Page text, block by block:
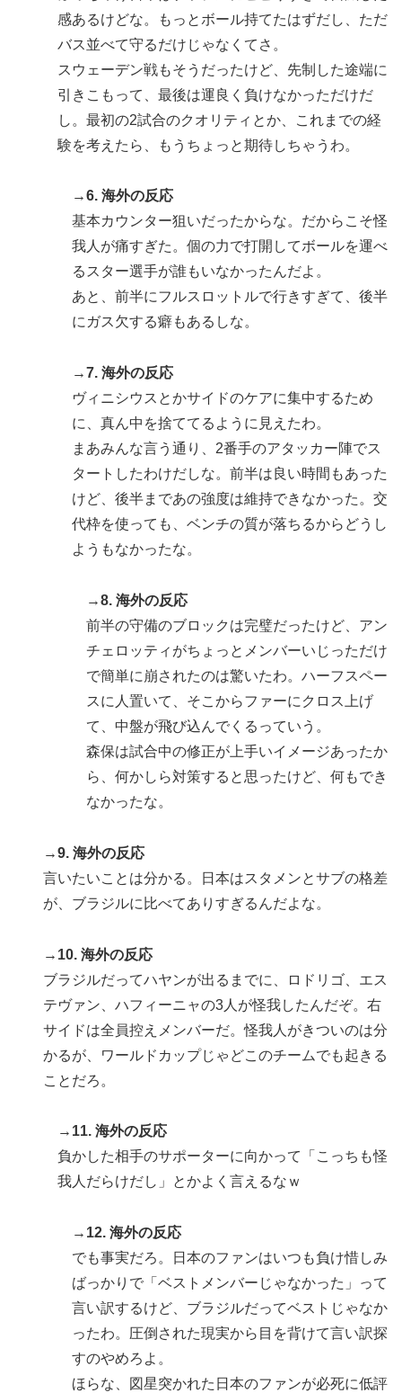
感あるけどな。もっとボール持てたはずだし、ただ
バス並べて守るだけじゃなくてさ。
スウェーデン戦もそうだったけど、先制した途端に
引きこもって、最後は運良く負けなかっただけだ
し。最初の2試合のクオリティとか、これまでの経
験を考えたら、もうちょっと期待しちゃうわ。
→6. 海外の反応
基本カウンター狙いだったからな。だからこそ怪
我人が痛すぎた。個の力で打開してボールを運べ
るスター選手が誰もいなかったんだよ。
あと、前半にフルスロットルで行きすぎて、後半
にガス欠する癖もあるしな。
→7. 海外の反応
ヴィニシウスとかサイドのケアに集中するため
に、真ん中を捨ててるように見えたわ。
まあみんな言う通り、2番手のアタッカー陣でス
タートしたわけだしな。前半は良い時間もあった
けど、後半まであの強度は維持できなかった。交
代枠を使っても、ベンチの質が落ちるからどうし
ようもなかったな。
→8. 海外の反応
前半の守備のブロックは完璧だったけど、アン
チェロッティがちょっとメンバーいじっただけ
で簡単に崩されたのは驚いたわ。ハーフスペー
スに人置いて、そこからファーにクロス上げ
て、中盤が飛び込んでくるっていう。
森保は試合中の修正が上手いイメージあったか
ら、何かしら対策すると思ったけど、何もでき
なかったな。
→9. 海外の反応
言いたいことは分かる。日本はスタメンとサブの格差
が、ブラジルに比べてありすぎるんだよな。
→10. 海外の反応
ブラジルだってハヤンが出るまでに、ロドリゴ、エス
テヴァン、ハフィーニャの3人が怪我したんだぞ。右
サイドは全員控えメンバーだ。怪我人がきついのは分
かるが、ワールドカップじゃどこのチームでも起きる
ことだろ。
→11. 海外の反応
負かした相手のサポーターに向かって「こっちも怪
我人だらけだし」とかよく言えるなｗ
→12. 海外の反応
でも事実だろ。日本のファンはいつも負け惜しみ
ばっかりで「ベストメンバーじゃなかった」って
言い訳するけど、ブラジルだってベストじゃなか
ったわ。圧倒された現実から目を背けて言い訳探
すのやめろよ。
ほらな、図星突かれた日本のファンが必死に低評